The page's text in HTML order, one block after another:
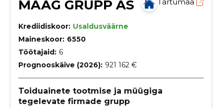
MAAG GRUPP AS
Krediidiskoor: Usaldusväärne
Maineskoor: 6550
Töötajaid: 6
Prognooskäive (2026): 921 162 €
Toiduainete tootmise ja müügiga
tegelevate firmade grupp